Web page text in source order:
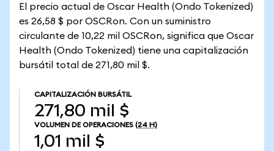
El precio actual de Oscar Health (Ondo Tokenized)
es 26,58 $ por OSCRon. Con un suministro
circulante de 10,22 mil OSCRon, significa que Oscar
Health (Ondo Tokenized) tiene una capitalización
bursátil total de 271,80 mil $.
CAPITALIZACIÓN BURSÁTIL
271,80 mil $
VOLUMEN DE OPERACIONES (24 H)
1,01 mil $